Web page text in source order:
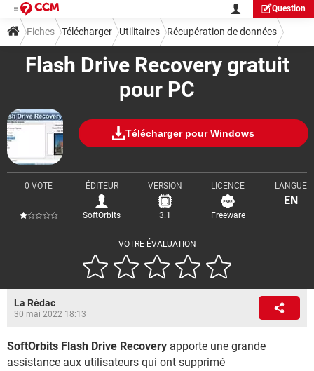
Question
Flash Drive Recovery gratuit
pour PC
Télécharger pour Windows
VOTRE ÉVALUATION
0 VOTE ÉDITEUR
SoftOrbits
VERSION
3.1
LICENCE
Freeware
LANGUE
EN
Fiches Télécharger Utilitaires Récupération de données
La Rédac
30 mai 2022 18:13
SoftOrbits Flash Drive Recovery apporte une grande
assistance aux utilisateurs qui ont supprimé